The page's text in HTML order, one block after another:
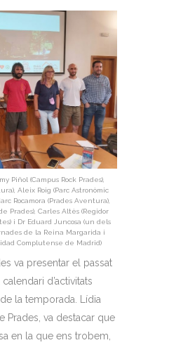
Piñol (Campus Rock Prades),
Aleix Roig (Parc Astronòmic
Rocamora (Prades Aventura),
Prades), Carles Altès (Regidor
i Dr Eduard Juncosa (un dels
de la Reina Margarida i
Complutense de Madrid)
va presentar el passat
d’activitats
la temporada. Lídia
Prades, va destacar que
en la que ens trobem,